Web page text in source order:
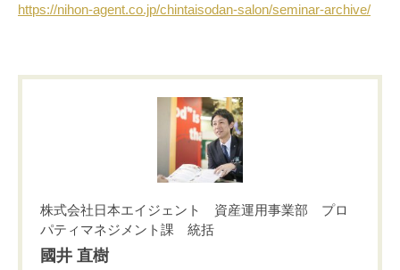
https://nihon-agent.co.jp/chintaisodan-salon/seminar-archive/
株式会社日本エイジェント 資産運用事業部 プロ
パティマネジメント課 統括
國井 直樹